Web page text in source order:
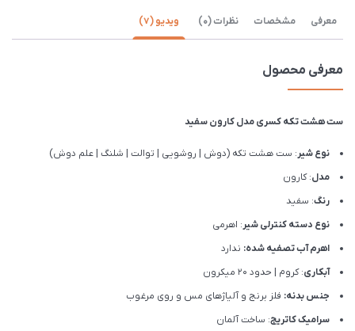
معرفی مشخصات نظرات (0) ویدیو (7)
معرفی محصول
ست هشت تکه کسری مدل کارون سفید
نوع شیر: ست هشت تکه (دوش | روشویی | توالت | شلنگ | علم دوش)
مدل: کارون
رنگ: سفید
نوع دسته کنترلی شیر: اهرمی
اهرم آب تصفیه شده: ندارد
آبکاری: کروم | حدود 20 میکرون
جنس بدنه: فلز برنج و آلیاژهای مس و روی مرغوب
سرامیک کاتریج: ساخت آلمان